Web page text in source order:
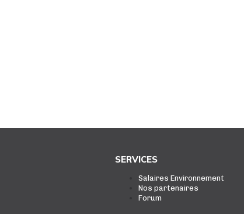
SERVICES
Salaires Environnement
Nos partenaires
Forum